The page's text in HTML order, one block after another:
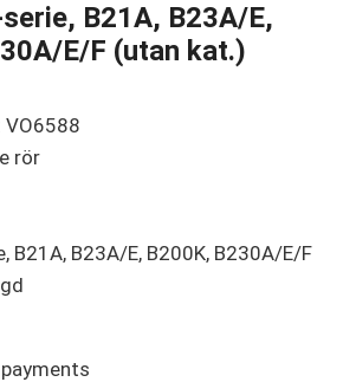
B21A, B23A/E,
E/F (utan kat.)
rör
B21A, B23A/E, B200K, B230A/E/F